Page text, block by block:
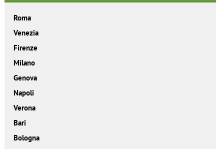
Roma
Venezia
Firenze
Milano
Genova
Napoli
Verona
Bari
Bologna